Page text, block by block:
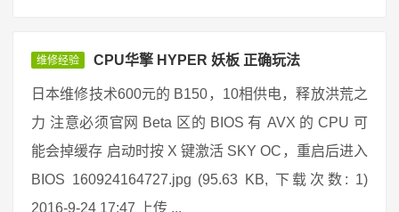
维修经验 CPU华擎 HYPER 妖板 正确玩法
日本维修技术600元的 B150，10相供电，释放洪荒之
力 注意必须官网 Beta 区的 BIOS 有 AVX 的 CPU 可
能会掉缓存 启动时按 X 键激活 SKY OC，重启后进入
BIOS 160924164727.jpg (95.63 KB, 下载次数: 1)
2016-9-24 17:47 上传 ...